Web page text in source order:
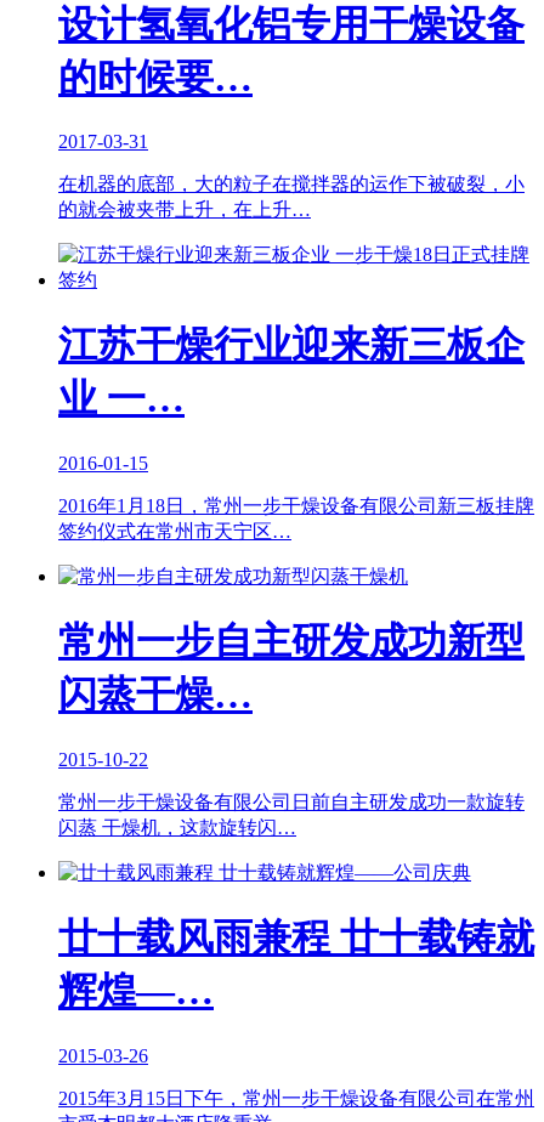
设计氢氧化铝专用干燥设备
的时候要…
2017-03-31
在机器的底部，大的粒子在搅拌器的运作下被破裂，小
的就会被夹带上升，在上升…
江苏干燥行业迎来新三板企
业 一…
2016-01-15
2016年1月18日，常州一步干燥设备有限公司新三板挂牌
签约仪式在常州市天宁区…
常州一步自主研发成功新型
闪蒸干燥…
2015-10-22
常州一步干燥设备有限公司日前自主研发成功一款旋转
闪蒸 干燥机，这款旋转闪…
廿十载风雨兼程 廿十载铸就
辉煌—…
2015-03-26
2015年3月15日下午，常州一步干燥设备有限公司在常州